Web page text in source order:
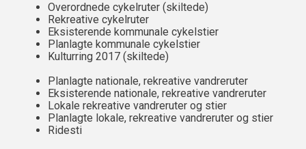
Overordnede cykelruter (skiltede)
Rekreative cykelruter
Eksisterende kommunale cykelstier
Planlagte kommunale cykelstier
Kulturring 2017 (skiltede)
Planlagte nationale, rekreative vandreruter
Eksisterende nationale, rekreative vandreruter
Lokale rekreative vandreruter og stier
Planlagte lokale, rekreative vandreruter og stier
Ridesti